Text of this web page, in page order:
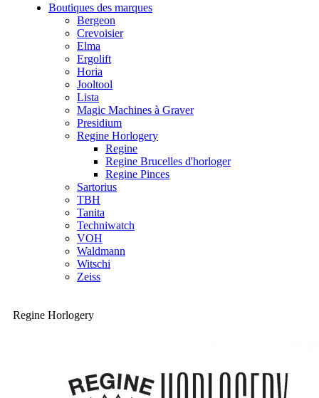
Boutiques des marques
Bergeon
Crevoisier
Elma
Ergolift
Horia
Jooltool
Lista
Magic Machines à Graver
Presidium
Regine Horlogery
Regine
Regine Brucelles d'horloger
Regine Pinces
Sartorius
TBH
Tanita
Techniwatch
VOH
Waldmann
Witschi
Zeiss
Regine Horlogery